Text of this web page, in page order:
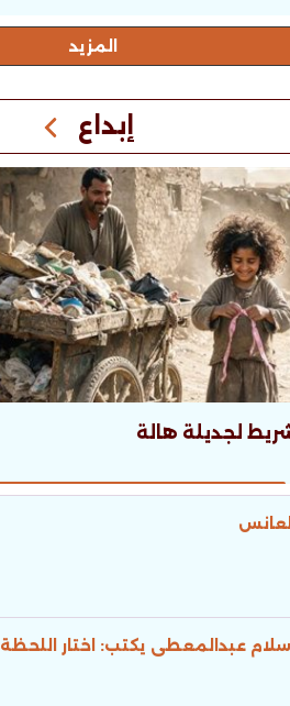
اﻟﻤﺰﻳﺪ
إبداع
لجديلة هالة
العانس
إسلام عبدالمعطى يكتب: اختار اللحظة